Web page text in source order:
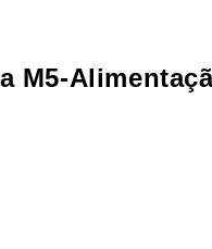
M5-